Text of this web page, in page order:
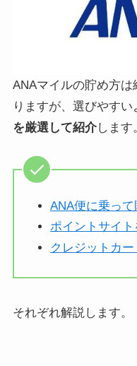
ANAマイルの貯め方
りますが、選びやすい
を厳選して紹介します
ANA便に乗って
ポイントサイト
クレジットカ
それぞれ解説します。